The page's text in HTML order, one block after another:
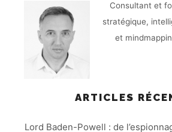
Consultant et
stratégique,
et
ARTICLES
Lord Baden-Powell : de